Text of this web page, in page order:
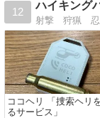
12
ハイキング
ココヘリ 「捜索ヘリ
るサービス」